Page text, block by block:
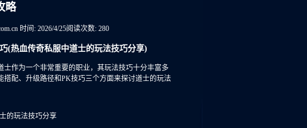
略
时间: 2026/4/25阅读次数: 280
(热血传奇私服中道士的玩法技巧分享)
士作为一个非常重要的职业，其玩法技巧十分丰富多
搭配、升级路径和PK技巧三个方面来探讨道士的玩法